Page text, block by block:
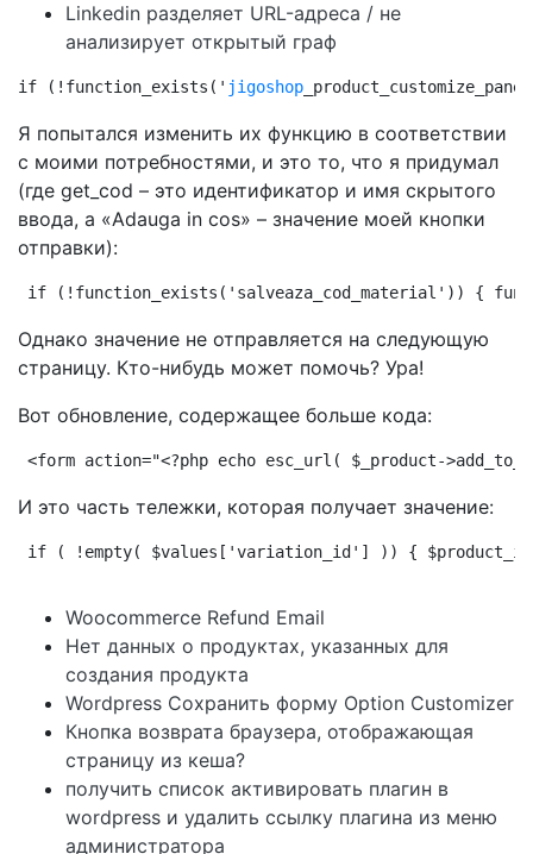
Linkedin разделяет URL-адреса / не
анализирует открытый граф
if (!function_exists(' jigoshop
Я попытался изменить их функцию в соответствии
с моими потребностями, и это то, что я придумал
(где get_cod – это идентификатор и имя скрытого
ввода, а «Adauga in cos» – значение моей кнопки
отправки):
if (!function_exists('salveaza_cod_material')) {
Однако значение не отправляется на следующую
страницу. Кто-нибудь может помочь? Ура!
Вот обновление, содержащее больше кода:
<form action="<?php echo esc_url( $_product-
И это часть тележки, которая получает значение:
if ( !empty( $values['variation_id'] )) { $product_id =
Woocommerce Refund Email
Нет данных о продуктах, указанных для
создания продукта
Wordpress Сохранить форму Option Customizer
Кнопка возврата браузера, отображающая
страницу из кеша?
получить список активировать плагин в
wordpress и удалить ссылку плагина из меню
администратора